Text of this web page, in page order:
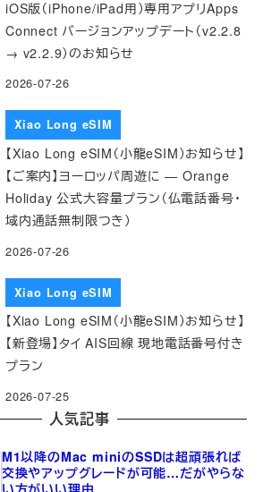
iOS版（iPhone/iPad用）専用アプリApps
Connect バージョンアップデート（v2.2.8
→ v2.2.9）のお知らせ
2026-07-26
Xiao Long eSIM
【Xiao Long eSIM（小龍eSIM）お知らせ】
【ご案内】ヨーロッパ周遊に — Orange
Holiday 公式大容量プラン（仏電話番号・
域内通話無制限つき）
2026-07-26
Xiao Long eSIM
【Xiao Long eSIM（小龍eSIM）お知らせ】
【新登場】タイ AIS回線 現地電話番号付き
プラン
2026-07-25
人気記事
M1以降のMac miniのSSDは超頑張れば
交換やアップグレードが可能…だがやらな